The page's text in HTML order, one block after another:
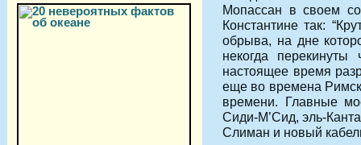
Мопассан в своем
Константине так:
обрыва, на дне
некогда
настоящее время
еще во времена
времени. Главные
Сиди-М’Сид, эль-
Слиман и новый